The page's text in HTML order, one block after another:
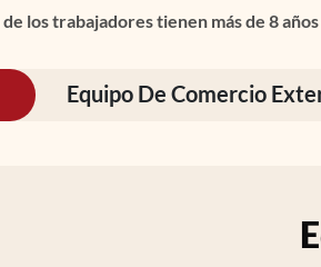
de los trabajadores tienen más de 8
Equipo De Comercio